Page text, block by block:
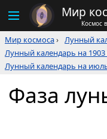
Мир
Космос
Мир космоса› Лунный
Лунный календарь на 1903
Лунный календарь на
Фаза